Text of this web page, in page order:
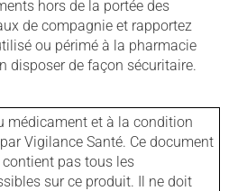
hors de la portée des
de compagnie et rapportez
ou périmé à la pharmacie
disposer de façon sécuritaire.
médicament et à la condition
Vigilance Santé. Ce document
pas tous les
sur ce produit. Il ne doit